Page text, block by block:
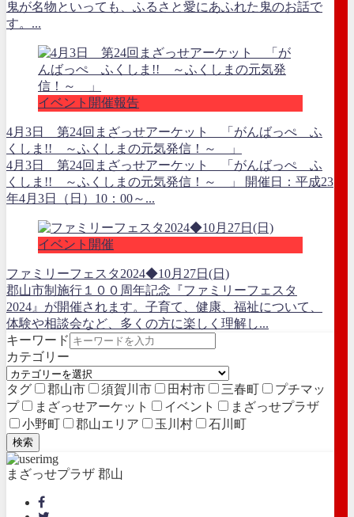
鬼が名物といっても、ふるさと愛にあふれた鬼のお話で
す。...
イベント開催報告
4月3日 第24回まざっせアーケット 「がんばっぺ ふ
くしま!! ～ふくしまの元気発信！～ 」
4月3日 第24回まざっせアーケット 「がんばっぺ ふ
くしま!! ～ふくしまの元気発信！～ 」 開催日：平成23
年4月3日（日）10：00～...
イベント開催
ファミリーフェスタ2024◆10月27日(日)
郡山市制施行１００周年記念『ファミリーフェスタ
2024』が開催されます。子育て、健康、福祉について、
体験や相談会など、多くの方に楽しく理解し...
キーワード
カテゴリー
タグ 郡山市 須賀川市 田村市 三春町
プチマッ
プ
まざっせアーケット イベント
まざっせプラザ
小野町
郡山エリア 玉川村 石川町
検索
まざっせプラザ 郡山